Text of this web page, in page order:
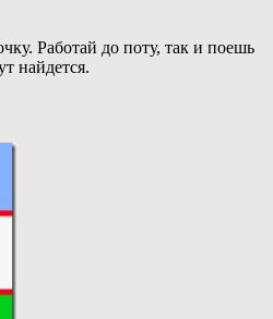
Работай до поту, так и поешь
найдется.